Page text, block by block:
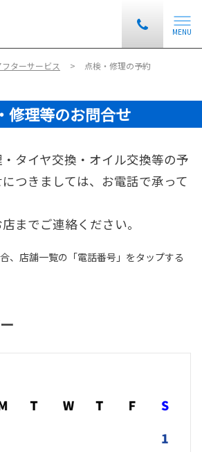
MENU
ターサービス 点検・修理の予約
修理等のお問合せ
タイヤ交換・オイル交換等の予
つきましては、お電話で承って
までご連絡ください。
、店舗一覧の「電話番号」をタップする